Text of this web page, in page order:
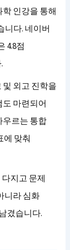
인강을 통해
니다. 네이버
4.8점
외고 진학을
마련되어
우르는 통합
에 맞춰
지고 문제
니라 심화
겼습니다.